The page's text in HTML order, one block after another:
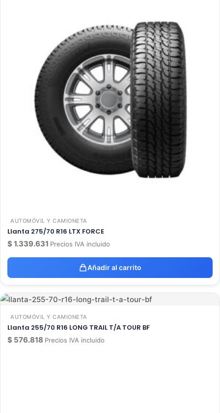
AUTOMÓVIL Y CAMIONETA
Llanta 275/70 R16 LTX FORCE
$ 1.339.631 Precios IVA incluido
Añadir al carrito
AUTOMÓVIL Y CAMIONETA
Llanta 255/70 R16 LONG TRAIL T/A TOUR BF
$ 576.818 Precios IVA incluido